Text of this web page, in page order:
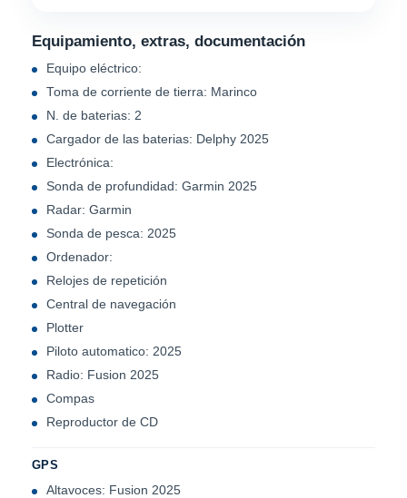
Equipamiento, extras, documentación
Equipo eléctrico:
Toma de corriente de tierra: Marinco
N. de baterias: 2
Cargador de las baterias: Delphy 2025
Electrónica:
Sonda de profundidad: Garmin 2025
Radar: Garmin
Sonda de pesca: 2025
Ordenador:
Relojes de repetición
Central de navegación
Plotter
Piloto automatico: 2025
Radio: Fusion 2025
Compas
Reproductor de CD
GPS
Altavoces: Fusion 2025